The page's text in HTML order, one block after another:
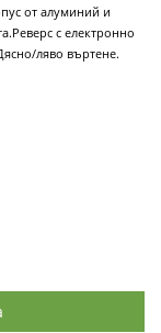
от алуминий и
с електронно
ляво въртене.